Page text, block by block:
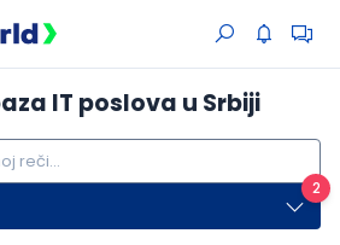
IT poslova u Srbiji
2